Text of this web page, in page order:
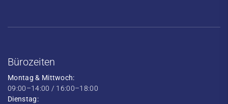
Bürozeiten
Montag & Mittwoch:
09:00–14:00 / 16:00–18:00
Dienstag: